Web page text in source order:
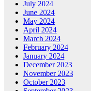
July 2024
June 2024
May 2024
April 2024
March 2024
February 2024
January 2024
December 2023
November 2023
October 2023